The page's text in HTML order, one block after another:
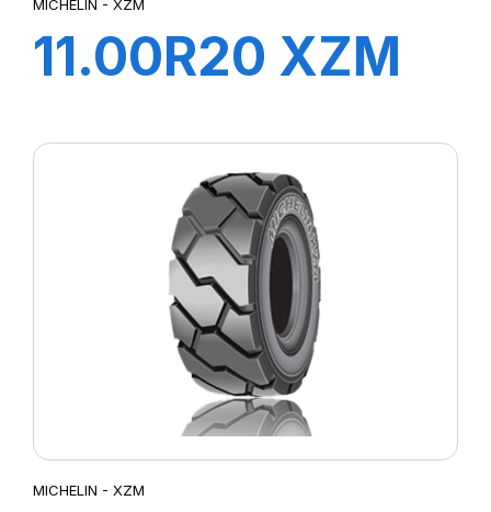
MICHELIN - XZM
11.00R20 XZM
MICHELIN - XZM